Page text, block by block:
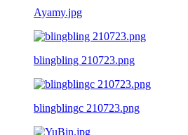
Ayamy.jpg
blingbling 210723.png
blingblingc 210723.png